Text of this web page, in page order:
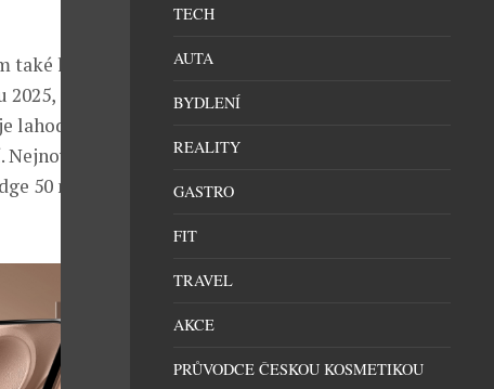
lépe se
2025,
lahodné
50 neo,
TECH
AUTA
BYDLENÍ
REALITY
GASTRO
FIT
TRAVEL
AKCE
PRŮVODCE ČESKOU KOSMETIKOU